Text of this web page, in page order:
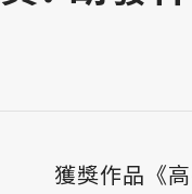
獲獎作品《